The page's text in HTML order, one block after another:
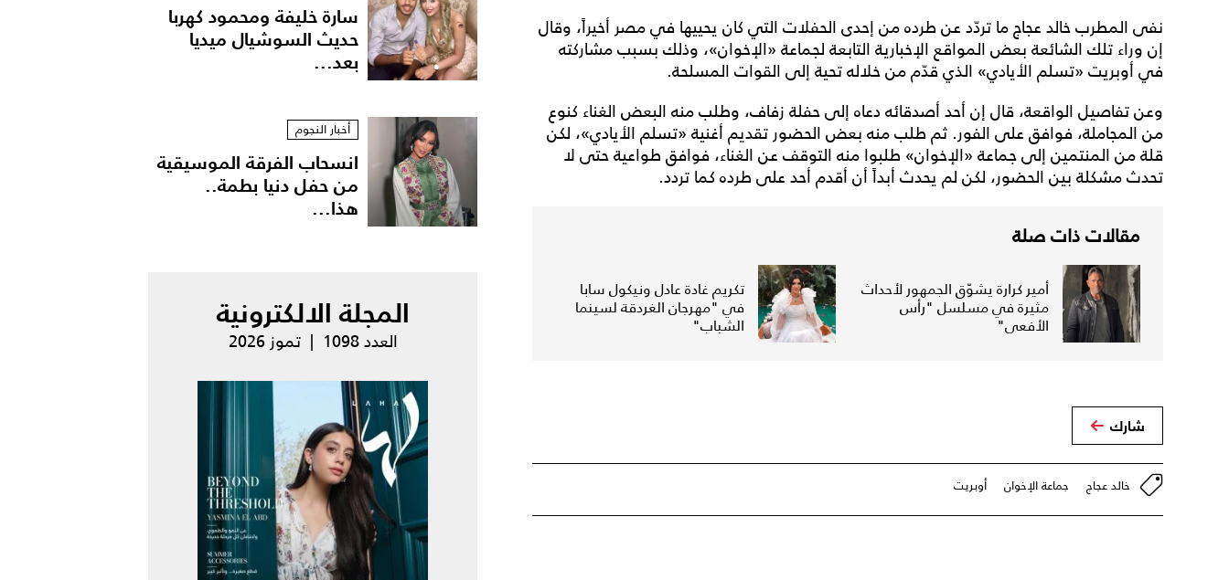
نفى المطرب خالد عجاج ما تردّد عن طرده من إحدى الحفلات التي كان يحييها في مصر أخيراً، وقال
إن وراء تلك الشائعة بعض المواقع الإخبارية التابعة لجماعة «الإخوان»، وذلك بسبب مشاركته
في أوبريت «تسلم الأيادي» الذي قدّم من خلاله تحية إلى القوات المسلحة.
وعن تفاصيل الواقعة، قال إن أحد أصدقائه دعاه إلى حفلة زفاف، وطلب منه البعض الغناء كنوع
من المجاملة، فوافق على الفور. ثم طلب منه بعض الحضور تقديم أغنية «تسلم الأيادي»، لكن
قلة من المنتمين إلى جماعة «الإخوان» طلبوا منه التوقف عن الغناء، فوافق طواعية حتى لا
تحدث مشكلة بين الحضور، لكن لم يحدث أبداً أن أقدم أحد على طرده كما تردد.
مقالات ذات صلة
أمير كرارة يشوّق الجمهور لأحداث
مثيرة في مسلسل "رأس
الأفعى"
تكريم غادة عادل ونيكول سابا
في "مهرجان الغردقة لسينما
الشباب"
شارك
خالد عجاج جماعة الإخوان أوبريت
سارة خليفة ومحمود كهربا
حديث السوشيال ميديا
بعد...
أخبار النجوم
انسحاب الفرقة الموسيقية
من حفل دنيا بطمة..
هذا...
المجلة الالكترونية
العدد 1098 | تموز 2026